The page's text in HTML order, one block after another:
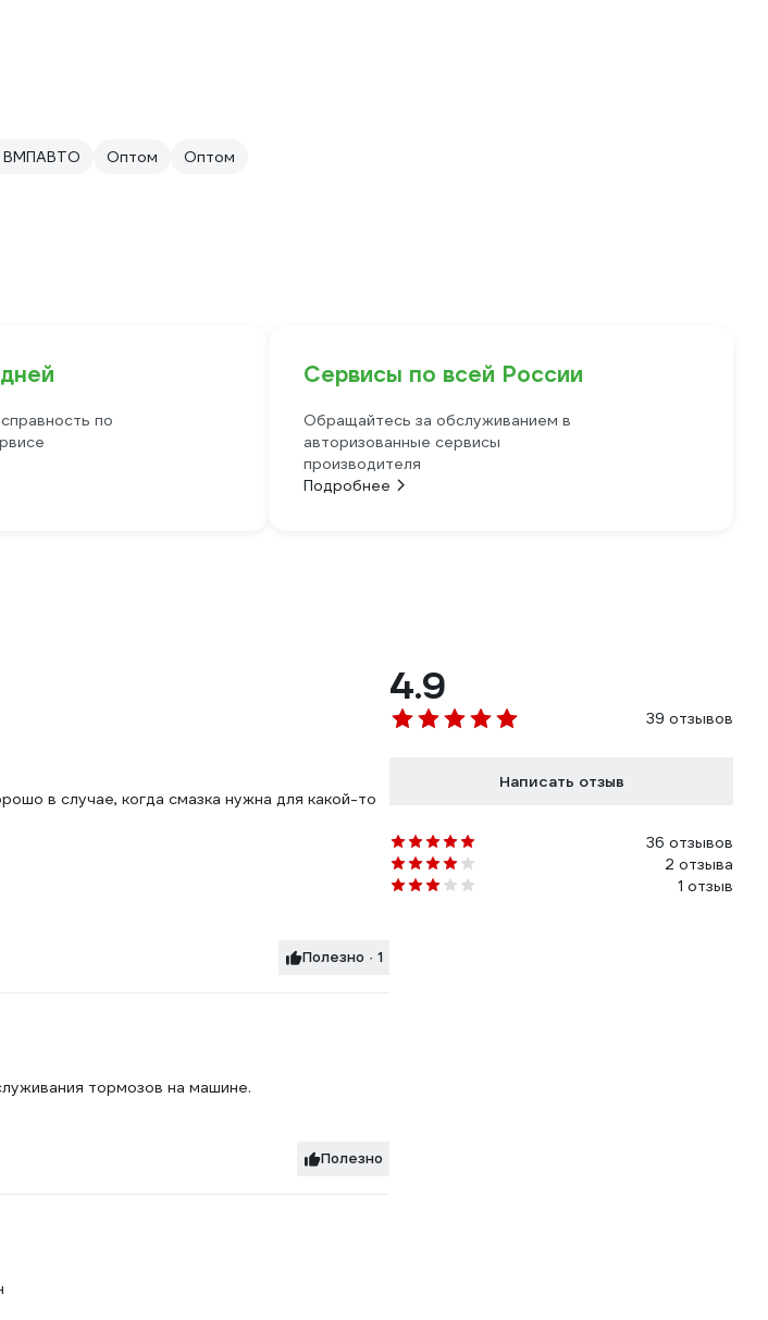
ВМПАВТО Оптом Оптом
по
Сервисы по всей России
Обращайтесь за обслуживанием в
авторизованные сервисы
производителя
Подробнее
4.9
39 отзывов
Написать отзыв
36 отзывов
2 отзыва
1 отзыв
в случае, когда смазка нужна для какой-то
Полезно · 1
тормозов на машине.
Полезно